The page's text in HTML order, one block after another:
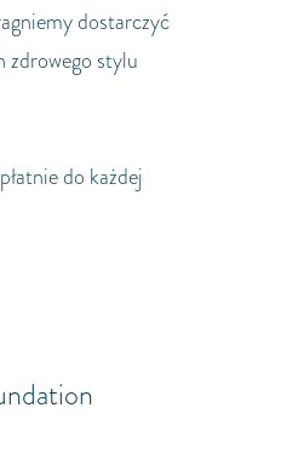
dostarczyć
zdrowego stylu
do każdej